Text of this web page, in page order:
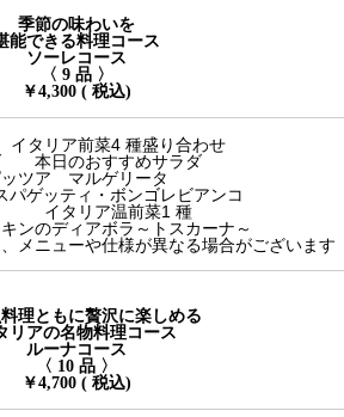
季節の味わいを
能できる料理コース
ソーレコース
〈 9 品 〉
￥4,300 ( 税込)
リア前菜4 種盛り合わせ
本日のおすすめサラダ
ッツア マルゲリータ
ゲッティ・ボンゴレビアンコ
イタリア温前菜1 種
のディアボラ～トスカーナ～
メニューや仕様が異なる場合がございます
理ともに贅沢に楽しめる
リアの名物料理コース
ルーナコース
〈 10 品 〉
￥4,700 ( 税込)